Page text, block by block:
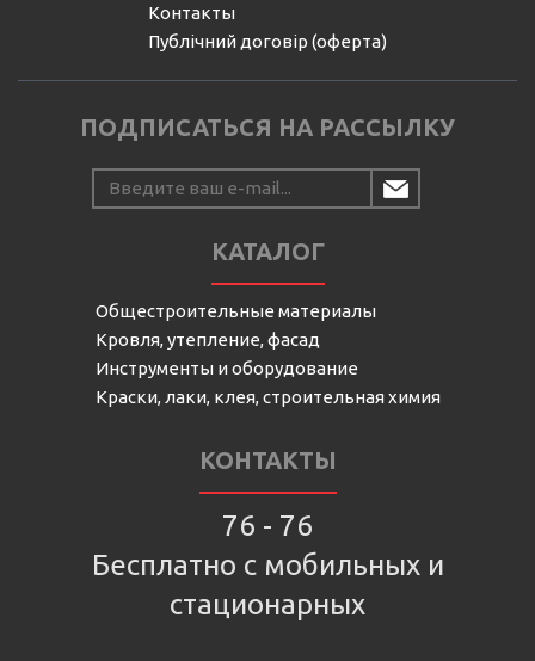
Контакты
Публічний договір (оферта)
ПОДПИСАТЬСЯ НА РАССЫЛКУ
КАТАЛОГ
Общестроительные материалы
Кровля, утепление, фасад
Инструменты и оборудование
Краски, лаки, клея, строительная химия
КОНТАКТЫ
76 - 76
Бесплатно с мобильных и
стационарных